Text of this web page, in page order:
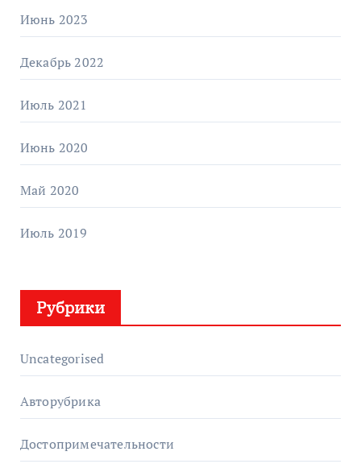
Июнь 2023
Декабрь 2022
Июль 2021
Июнь 2020
Май 2020
Июль 2019
Рубрики
Uncategorised
Авторубрика
Достопримечательности